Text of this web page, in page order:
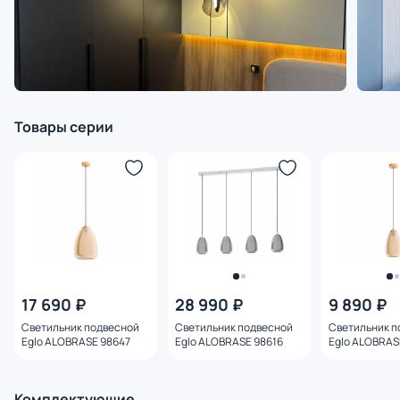
Товары серии
17 690 ₽
Светильник подвесной
Eglo ALOBRASE 98647
28 990 ₽
Светильник подвесной
Eglo ALOBRASE 98616
9 890 ₽
Светильник
Eglo